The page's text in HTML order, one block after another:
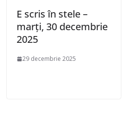
E scris în stele –
marți, 30 decembrie
2025
29 decembrie 2025